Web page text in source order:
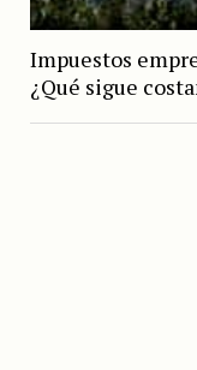
Impuestos
¿Qué sigue